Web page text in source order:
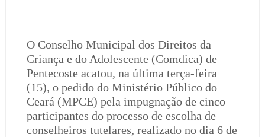
O Conselho Municipal dos Direitos da
Criança e do Adolescente (Comdica) de
Pentecoste acatou, na última terça-feira
(15), o pedido do Ministério Público do
Ceará (MPCE) pela impugnação de cinco
participantes do processo de escolha de
conselheiros tutelares, realizado no dia 6 de